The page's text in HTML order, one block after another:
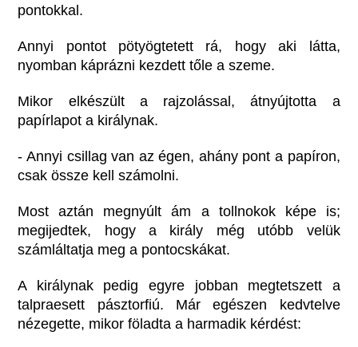
pontokkal.
Annyi pontot pötyögtetett rá, hogy aki látta,
nyomban káprázni kezdett tőle a szeme.
Mikor elkészült a rajzolással, átnyújtotta a
papírlapot a királynak.
- Annyi csillag van az égen, ahány pont a papíron,
csak össze kell számolni.
Most aztán megnyúlt ám a tollnokok képe is;
megijedtek, hogy a király még utóbb velük
számláltatja meg a pontocskákat.
A királynak pedig egyre jobban megtetszett a
talpraesett pásztorfiú. Már egészen kedvtelve
nézegette, mikor föladta a harmadik kérdést: